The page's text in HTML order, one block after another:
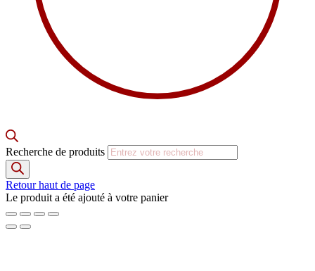
Recherche de produits
Retour haut de page
Le produit a été ajouté à votre panier